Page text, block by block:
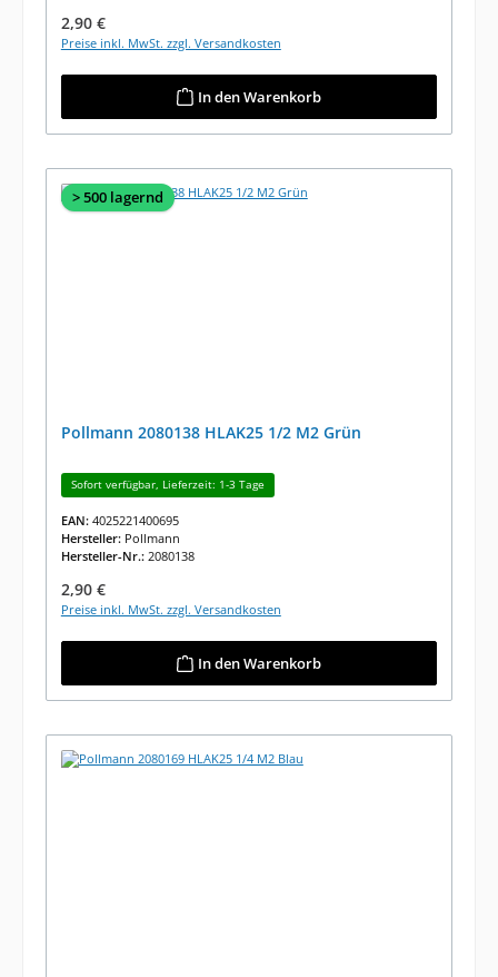
Regulärer Preis:
2,90 €
Preise inkl. MwSt. zzgl. Versandkosten
In den Warenkorb
> 500 lagernd
Pollmann 2080138 HLAK25 1/2 M2 Grün
Sofort verfügbar, Lieferzeit: 1-3 Tage
EAN: 4025221400695
Hersteller: Pollmann
Hersteller-Nr.: 2080138
Regulärer Preis:
2,90 €
Preise inkl. MwSt. zzgl. Versandkosten
In den Warenkorb